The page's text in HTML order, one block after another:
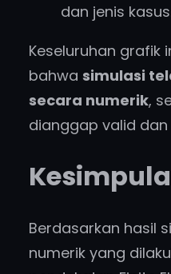
dan jenis
Keseluruhan grafik
bahwa simulasi
secara numerik,
dianggap valid
Berdasarkan hasil
numerik yang